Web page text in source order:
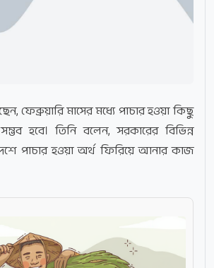
ফেব্রুয়ারি মাসের মধ্যে পাচার হওয়া কিছু
হবে। তিনি বলেন, সরকারের বিভিন্ন
পাচার হওয়া অর্থ ফিরিয়ে আনার কাজ